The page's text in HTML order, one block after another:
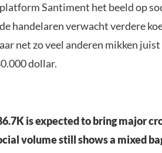
Santiment het beeld op
handelaren verwacht verdere
net zo veel anderen mikken juist
dollar.
is expected to bring major
volume still shows a mixed